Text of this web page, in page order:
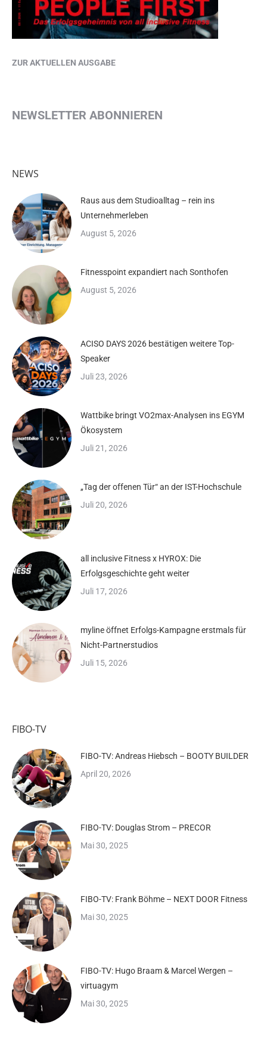
ZUR AKTUELLEN AUSGABE
NEWSLETTER ABONNIEREN
NEWS
Raus aus dem Studioalltag – rein ins
Unternehmerleben
August 5, 2026
Fitnesspoint expandiert nach Sonthofen
August 5, 2026
ACISO DAYS 2026 bestätigen weitere Top-
Speaker
Juli 23, 2026
Wattbike bringt VO2max-Analysen ins EGYM
Ökosystem
Juli 21, 2026
„Tag der offenen Tür“ an der IST-Hochschule
Juli 20, 2026
all inclusive Fitness x HYROX: Die
Erfolgsgeschichte geht weiter
Juli 17, 2026
myline öffnet Erfolgs-Kampagne erstmals für
Nicht-Partnerstudios
Juli 15, 2026
FIBO-TV
FIBO-TV: Andreas Hiebsch – BOOTY BUILDER
April 20, 2026
FIBO-TV: Douglas Strom – PRECOR
Mai 30, 2025
FIBO-TV: Frank Böhme – NEXT DOOR Fitness
Mai 30, 2025
FIBO-TV: Hugo Braam & Marcel Wergen –
virtuagym
Mai 30, 2025